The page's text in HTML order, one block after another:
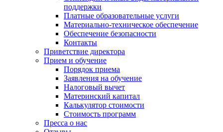
поддержки
Платные образовательные услуги
Материально-техническое обеспечение
Обеспечение безопасности
Контакты
Приветствие директора
Прием и обучение
Порядок приема
Заявления на обучение
Налоговый вычет
Материнский капитал
Калькулятор стоимости
Стоимость программ
Пресса о нас